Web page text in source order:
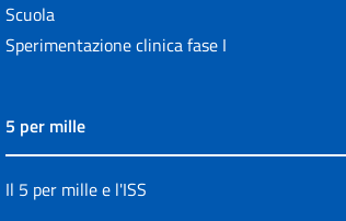
Scuola
Sperimentazione clinica fase I
5 per mille
Il 5 per mille e l'ISS